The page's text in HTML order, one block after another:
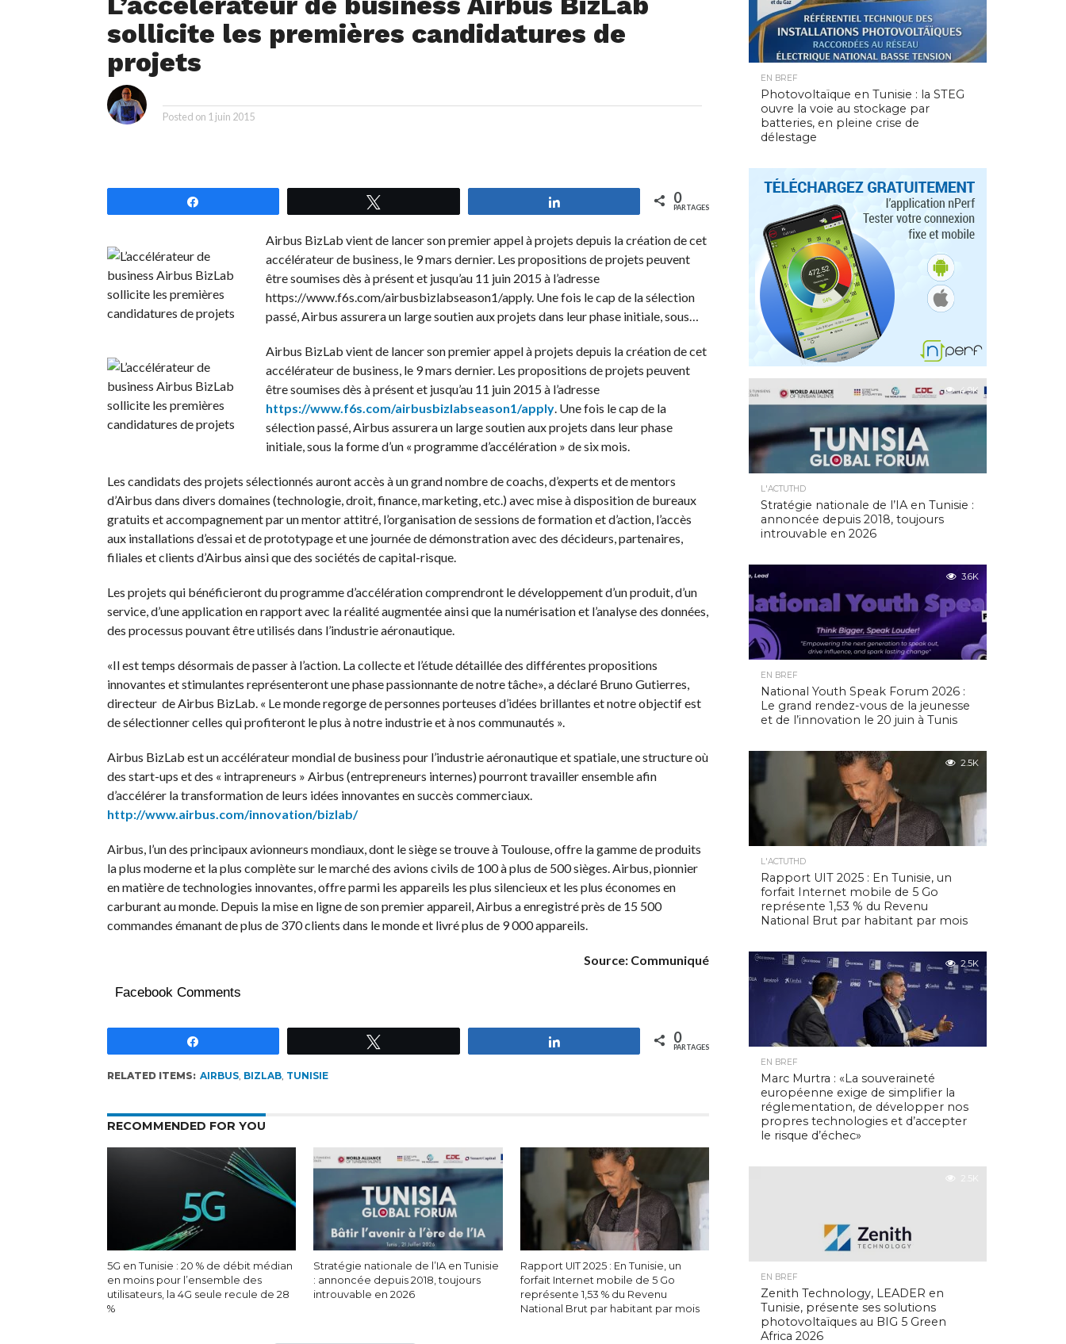
sollicite les premières candidatures de
projets
Posted on 1 juin 2015
0
PARTAGES
Airbus BizLab vient de lancer son premier appel à projets depuis la création de cet
accélérateur de business, le 9 mars dernier. Les propositions de projets peuvent
être soumises dès à présent et jusqu’au 11 juin 2015 à l’adresse
https://www.f6s.com/airbusbizlabseason1/apply. Une fois le cap de la sélection
passé, Airbus assurera un large soutien aux projets dans leur phase initiale, sous…
Airbus BizLab vient de lancer son premier appel à projets depuis la création de cet
accélérateur de business, le 9 mars dernier. Les propositions de projets peuvent
être soumises dès à présent et jusqu’au 11 juin 2015 à l’adresse
https://www.f6s.com/airbusbizlabseason1/apply. Une fois le cap de la
sélection passé, Airbus assurera un large soutien aux projets dans leur phase
initiale, sous la forme d’un « programme d’accélération » de six mois.
Les candidats des projets sélectionnés auront accès à un grand nombre de coachs, d’experts et de mentors
d’Airbus dans divers domaines (technologie, droit, finance, marketing, etc.) avec mise à disposition de bureaux
gratuits et accompagnement par un mentor attitré, l’organisation de sessions de formation et d’action, l’accès
aux installations d’essai et de prototypage et une journée de démonstration avec des décideurs, partenaires,
filiales et clients d’Airbus ainsi que des sociétés de capital-risque.
Les projets qui bénéficieront du programme d’accélération comprendront le développement d’un produit, d’un
service, d’une application en rapport avec la réalité augmentée ainsi que la numérisation et l’analyse des données,
des processus pouvant être utilisés dans l’industrie aéronautique.
«Il est temps désormais de passer à l’action. La collecte et l’étude détaillée des différentes propositions
innovantes et stimulantes représenteront une phase passionnante de notre tâche», a déclaré Bruno Gutierres,
directeur de Airbus BizLab. « Le monde regorge de personnes porteuses d’idées brillantes et notre objectif est
de sélectionner celles qui profiteront le plus à notre industrie et à nos communautés ».
Airbus BizLab est un accélérateur mondial de business pour l’industrie aéronautique et spatiale, une structure où
des start-ups et des « intrapreneurs » Airbus (entrepreneurs internes) pourront travailler ensemble afin
d’accélérer la transformation de leurs idées innovantes en succès commerciaux.
http://www.airbus.com/innovation/bizlab/
Airbus, l’un des principaux avionneurs mondiaux, dont le siège se trouve à Toulouse, offre la gamme de produits
la plus moderne et la plus complète sur le marché des avions civils de 100 à plus de 500 sièges. Airbus, pionnier
en matière de technologies innovantes, offre parmi les appareils les plus silencieux et les plus économes en
carburant au monde. Depuis la mise en ligne de son premier appareil, Airbus a enregistré près de 15 500
commandes émanant de plus de 370 clients dans le monde et livré plus de 9 000 appareils.
Source: Communiqué
Facebook Comments
0
PARTAGES
RELATED ITEMS: AIRBUS, BIZLAB, TUNISIE
RECOMMENDED FOR YOU
5G en Tunisie : 20 % de débit médian
en moins pour l’ensemble des
utilisateurs, la 4G seule recule de 28
%
Stratégie nationale de l’IA en Tunisie
: annoncée depuis 2018, toujours
introuvable en 2026
Rapport UIT 2025 : En Tunisie, un
forfait Internet mobile de 5 Go
représente 1,53 % du Revenu
National Brut par habitant par mois
EN BREF
Photovoltaïque en Tunisie : la STEG
ouvre la voie au stockage par
batteries, en pleine crise de
délestage
4.9K
L'ACTUTHD
Stratégie nationale de l’IA en Tunisie :
annoncée depuis 2018, toujours
introuvable en 2026
3.6K
EN BREF
National Youth Speak Forum 2026 :
Le grand rendez-vous de la jeunesse
et de l’innovation le 20 juin à Tunis
2.5K
L'ACTUTHD
Rapport UIT 2025 : En Tunisie, un
forfait Internet mobile de 5 Go
représente 1,53 % du Revenu
National Brut par habitant par mois
2.5K
EN BREF
Marc Murtra : «La souveraineté
européenne exige de simplifier la
réglementation, de développer nos
propres technologies et d’accepter
le risque d’échec»
2.5K
EN BREF
Zenith Technology, LEADER en
Tunisie, présente ses solutions
photovoltaïques au BIG 5 Green
Africa 2026